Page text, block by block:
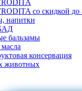
со скидкой до
напитки
бальзамы
консервация
животных